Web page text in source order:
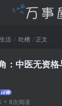
活 吐槽 正文
：中医无资
6次阅读